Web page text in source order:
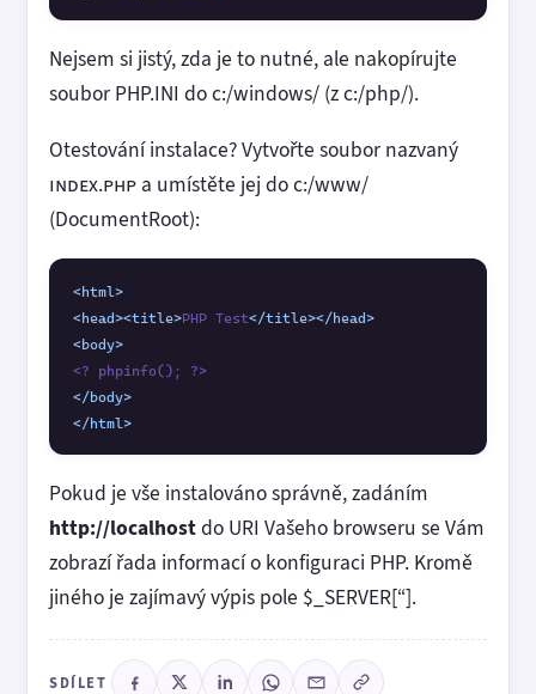
Nejsem si jistý, zda je to nutné, ale nakopírujte
soubor PHP.INI do c:/windows/ (z c:/php/).
Otestování instalace? Vytvořte soubor nazvaný
index.php a umístěte jej do c:/www/
(DocumentRoot):
<html>
<head><title>PHP Test</title></head>
<body>
</body>
</html>
Pokud je vše instalováno správně, zadáním
http://localhostdo URI Vašeho browseru se Vám
zobrazí řada informací o konfiguraci PHP. Kromě
jiného je zajímavý výpis pole $_SERVER[“].
SDÍLET